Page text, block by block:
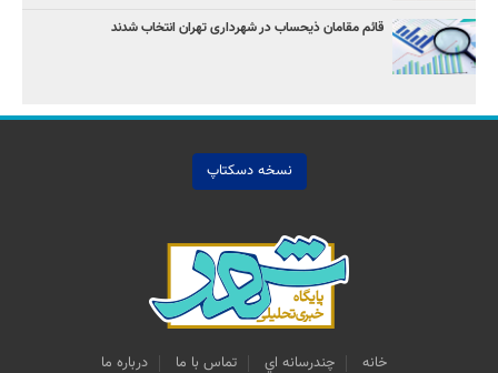
قائم مقامان ذیحساب در شهرداری تهران انتخاب شدند
نسخه دسکتاپ
خانه چندرسانه اي تماس با ما درباره ما